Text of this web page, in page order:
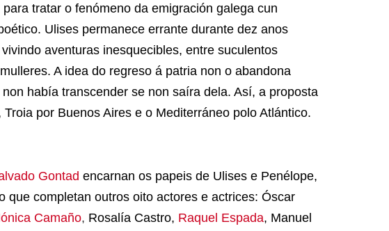
tratar o fenómeno da emigración galega cun
Ulises permanece errante durante dez anos
aventuras inesquecibles, entre suculentos
A idea do regreso á patria non o abandona
había transcender se non saíra dela. Así, a proposta
por Buenos Aires e o Mediterráneo polo Atlántico.
Gontad encarnan os papeis de Ulises e Penélope,
que completan outros oito actores e actrices: Óscar
Camaño, Rosalía Castro, Raquel Espada, Manuel